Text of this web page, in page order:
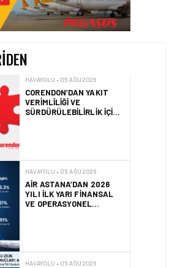
CORENDON’DAN YAKIT
VERIMLILIĞI VE
SÜRDÜRÜLEBILIRLIK IÇIN
AIR ASTANA’DAN 2026
YILI İLK YARI FINANSAL
VE OPERASYONEL
AJET’IN SABIHA
GÖKÇEN’DEKI PAZAR PAYI
ARTIŞI FINANSAL